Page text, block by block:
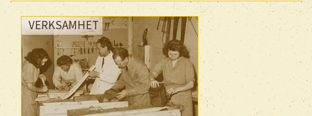
VERKSAMHET